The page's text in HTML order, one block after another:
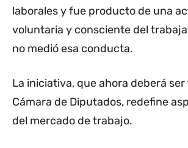
laborales y fue producto de una
voluntaria y consciente del
no medió esa conducta.
La iniciativa, que ahora deberá
Cámara de Diputados, redefine
del mercado de trabajo.